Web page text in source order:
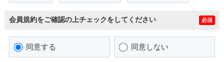
会員規約をご確認の上チェックをしてください 必須
同意する 同意しない